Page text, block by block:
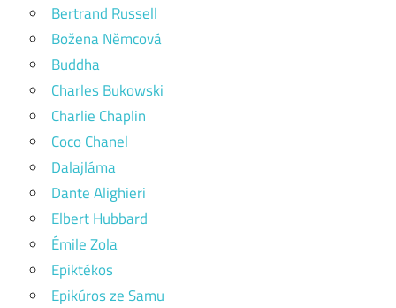
Bertrand Russell
Božena Němcová
Buddha
Charles Bukowski
Charlie Chaplin
Coco Chanel
Dalajláma
Dante Alighieri
Elbert Hubbard
Émile Zola
Epiktékos
Epikúros ze Samu